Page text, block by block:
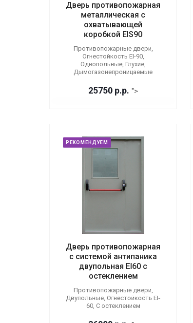
Дверь противопожарная
металлическая с
охватывающей
коробкой EIS90
Противопожарные двери,
Огнестойкость EI-90,
Однопольные, Глухие,
Дымогазонепроницаемые
25750 р.р. ">
РЕКОМЕНДУЕМ
Дверь противопожарная
с системой антипаника
двупольная EI60 с
остеклением
Противопожарные двери,
Двупольные, Огнестойкость EI-
60, С остеклением